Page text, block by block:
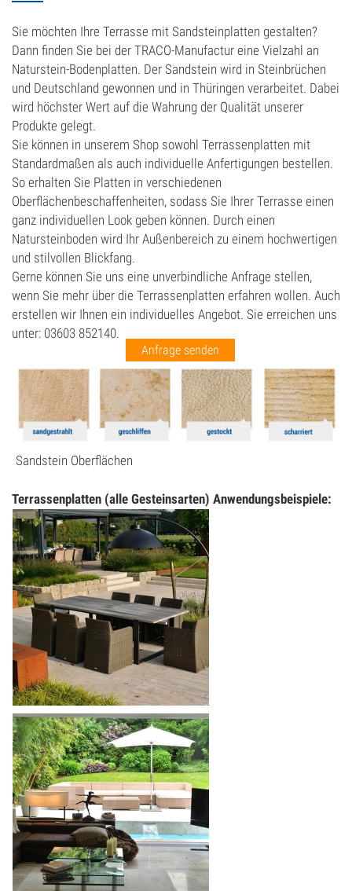
Muschelkalk
Sandstein
Möbel
Mörtel
Natursteinbad
Natursteinfliesen
Travertin Fliesen
Natursteintreppen
Pfeiler, Sockel & Abdeckungen
Pflastersteine
Pflastersteine Anthrazit/Schwarz
Pflastersteine Einfahrt
Pflastersteine Garten
Poolumrandung
Rasenkantensteine/Randsteine
Reinigungs- & Pflegeprodukte
Sale
Steinbrunnen & Gartengestaltung
Terrassenplatten
Granit
Muschelkalk
Sandstein
Travertin
Unkategorisiert
Verblender & Riemchen
Sie möchten Ihre Terrasse mit Sandsteinplatten gestalten?
Dann finden Sie bei der TRACO-Manufactur eine Vielzahl an
Naturstein-Bodenplatten. Der Sandstein wird in Steinbrüchen
und Deutschland gewonnen und in Thüringen verarbeitet. Dabei
wird höchster Wert auf die Wahrung der Qualität unserer
Produkte gelegt.
Sie können in unserem Shop sowohl Terrassenplatten mit
Standardmaßen als auch individuelle Anfertigungen bestellen.
So erhalten Sie Platten in verschiedenen
Oberflächenbeschaffenheiten, sodass Sie Ihrer Terrasse einen
ganz individuellen Look geben können. Durch einen
Natursteinboden wird Ihr Außenbereich zu einem hochwertigen
und stilvollen Blickfang.
Gerne können Sie uns eine unverbindliche Anfrage stellen,
wenn Sie mehr über die Terrassenplatten erfahren wollen. Auch
erstellen wir Ihnen ein individuelles Angebot. Sie erreichen uns
unter: 03603 852140.
Anfrage senden
Sandstein Oberflächen
Terrassenplatten (alle Gesteinsarten) Anwendungsbeispiele: